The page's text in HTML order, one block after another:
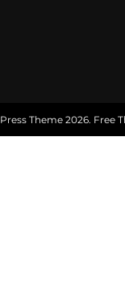
Theme 2026. Free